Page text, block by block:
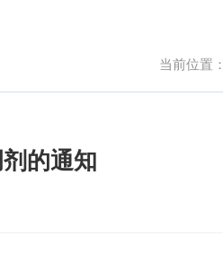
当前位置：
的通知